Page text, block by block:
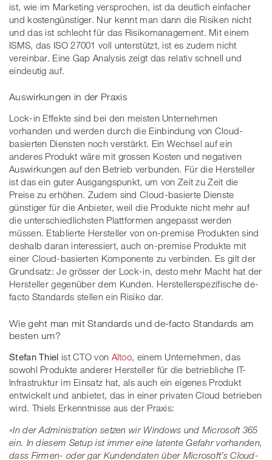
ist, wie im Marketing versprochen, ist da deutlich einfacher
und kostengünstiger. Nur kennt man dann die Risiken nicht
und das ist schlecht für das Risikomanagement. Mit einem
ISMS, das ISO 27001 voll unterstützt, ist es zudem nicht
vereinbar. Eine Gap Analysis zeigt das relativ schnell und
eindeutig auf.
Auswirkungen in der Praxis
Lock-in Effekte sind bei den meisten Unternehmen
vorhanden und werden durch die Einbindung von Cloud-
basierten Diensten noch verstärkt. Ein Wechsel auf ein
anderes Produkt wäre mit grossen Kosten und negativen
Auswirkungen auf den Betrieb verbunden. Für die Hersteller
ist das ein guter Ausgangspunkt, um von Zeit zu Zeit die
Preise zu erhöhen. Zudem sind Cloud-basierte Dienste
günstiger für die Anbieter, weil die Produkte nicht mehr auf
die unterschiedlichsten Plattformen angepasst werden
müssen. Etablierte Hersteller von on-premise Produkten sind
deshalb daran interessiert, auch on-premise Produkte mit
einer Cloud-basierten Komponente zu verbinden. Es gilt der
Grundsatz: Je grösser der Lock-in, desto mehr Macht hat der
Hersteller gegenüber dem Kunden. Herstellerspezifische de-
facto Standards stellen ein Risiko dar.
Wie geht man mit Standards und de-facto Standards am
besten um?
Stefan Thiel ist CTO von Altoo , einem Unternehmen, das
sowohl Produkte anderer Hersteller für die betriebliche IT-
Infrastruktur im Einsatz hat, als auch ein eigenes Produkt
entwickelt und anbietet, das in einer privaten Cloud betrieben
wird. Thiels Erkenntnisse aus der Praxis:
«In der Administration setzen wir Windows und Microsoft 365
ein. In diesem Setup ist immer eine latente Gefahr vorhanden,
dass Firmen- oder gar Kundendaten über Microsoft’s Cloud-